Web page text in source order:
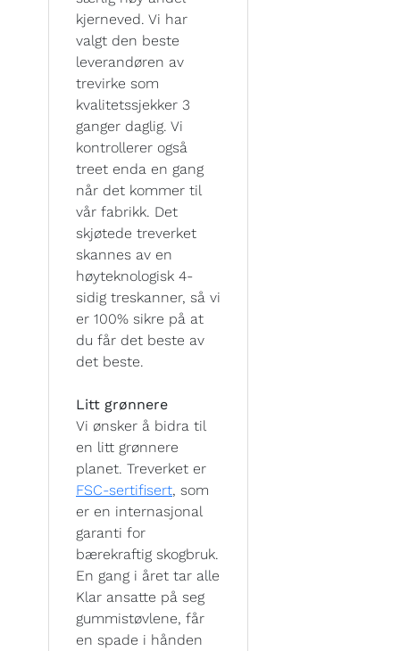
kjerneved. Vi har
valgt den beste
leverandøren av
trevirke som
kvalitetssjekker 3
ganger daglig. Vi
kontrollerer også
treet enda en gang
når det kommer til
vår fabrikk. Det
skjøtede treverket
skannes av en
høyteknologisk 4-
sidig treskanner, så vi
er 100% sikre på at
du får det beste av
det beste.
Litt grønnere
Vi ønsker å bidra til
en litt grønnere
planet. Treverket er
FSC-sertifisert, som
er en internasjonal
garanti for
bærekraftig skogbruk.
En gang i året tar alle
Klar ansatte på seg
gummistøvlene, får
en spade i hånden